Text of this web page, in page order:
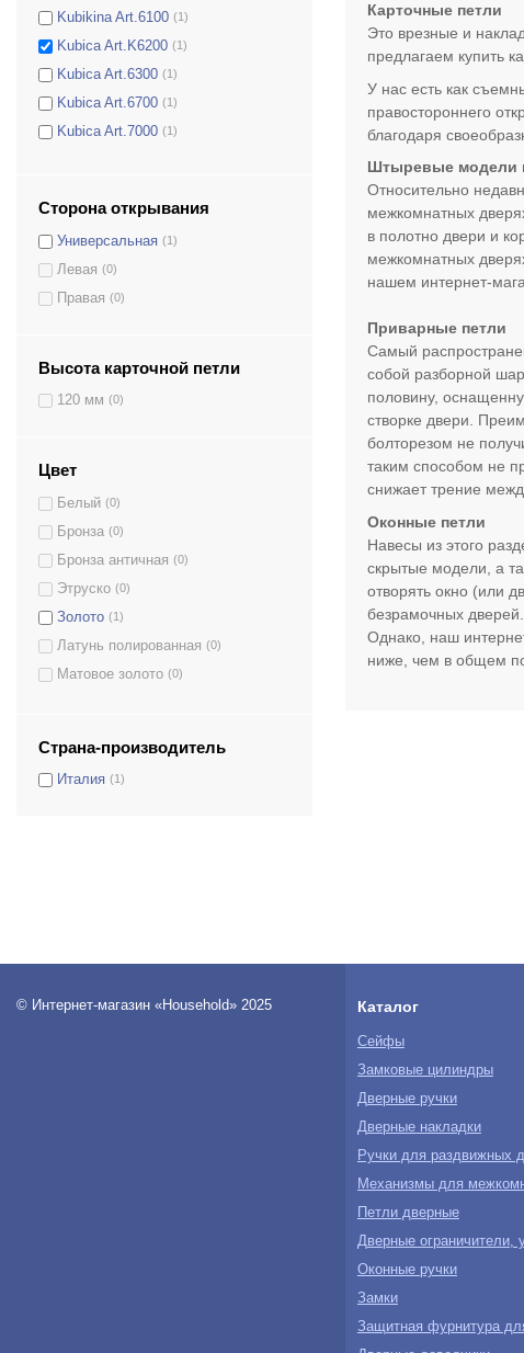
Kubikina Art.6100 (1)
Kubica Art.K6200 (1)
Kubica Art.6300 (1)
Kubica Art.6700 (1)
Kubica Art.7000 (1)
Atomika K8000 (1)
Сторона открывания
Универсальная (1)
Левая (0)
Правая (0)
Высота карточной петли
120 мм (0)
Цвет
Белый (0)
Бронза (0)
Бронза античная (0)
Этруско (0)
Золото (1)
Латунь полированная (0)
Матовое золото (0)
Хром матовый (1)
Черный (1)
Страна-производитель
Италия (1)
Карточные петли
Это врезные и
предлагаем купить
У нас есть как
правостороннего
благодаря
Штыревые модели
Относительно
межкомнатных
в полотно двери и
межкомнатных
нашем интернет-
Приварные петли
Самый
собой разборной
половину,
створке двери.
болторезом не
таким способом не
снижает трение
Оконные петли
Навесы из этого
скрытые модели, а
отворять окно (или
безрамочных
Однако, наш
ниже, чем в общем
© Интернет-магазин «Household» 2025 Каталог
Сейфы
Замковые цилиндры
Дверные ручки
Дверные накладки
Ручки для раздвижных
Механизмы для
Петли дверные
Дверные ограничители,
Оконные ручки
Замки
Защитная фурнитура